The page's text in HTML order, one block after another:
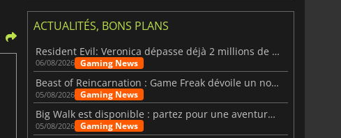
ACTUALITÉS, BONS PLANS
Resident Evil: Veronica dépasse déjà 2 millions de wishlists
06/08/2026 Gaming News
Beast of Reincarnation : Game Freak dévoile un nouveau pari
05/08/2026 Gaming News
Big Walk est disponible : partez pour une aventure entre amis
05/08/2026 Gaming News